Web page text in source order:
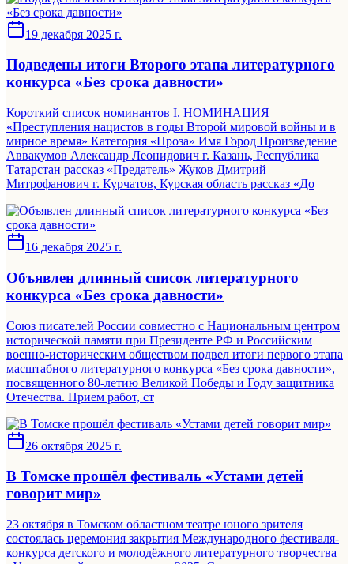
19 декабря 2025 г.
Подведены итоги Второго этапа литературного
конкурса «Без срока давности»
Короткий список номинантов I. НОМИНАЦИЯ
«Преступления нацистов в годы Второй мировой войны и в
мирное время» Категория «Проза» Имя Город Произведение
Аввакумов Александр Леонидович г. Казань, Республика
Татарстан рассказ «Предатель» Жуков Дмитрий
Митрофанович г. Курчатов, Курская область рассказ «До
16 декабря 2025 г.
Объявлен длинный список литературного
конкурса «Без срока давности»
Союз писателей России совместно с Национальным центром
исторической памяти при Президенте РФ и Российским
военно-историческим обществом подвел итоги первого этапа
масштабного литературного конкурса «Без срока давности»,
посвященного 80-летию Великой Победы и Году защитника
Отечества. Прием работ, ст
26 октября 2025 г.
В Томске прошёл фестиваль «Устами детей
говорит мир»
23 октября в Томском областном театре юного зрителя
состоялась церемония закрытия Международного фестиваля-
конкурса детского и молодёжного литературного творчества